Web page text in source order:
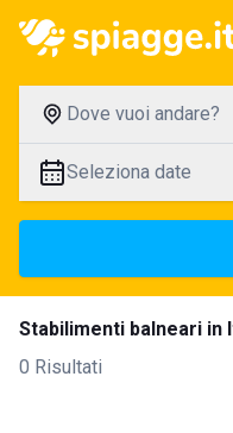
Dove vuoi andare?
Seleziona date
Stabilimenti balneari in
0 Risultati